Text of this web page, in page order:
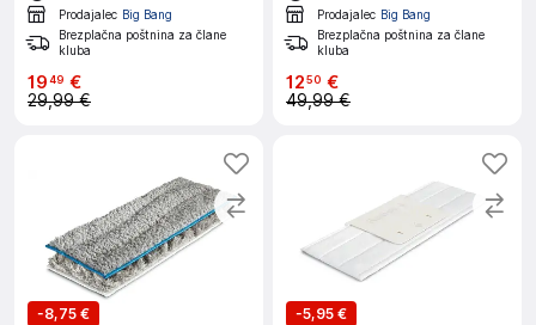
Prodajalec Big Bang
Brezplačna poštnina za člane
kluba
1949 €
29,99 €
Prodajalec Big Bang
Brezplačna poštnina za člane
kluba
1250 €
49,99 €
-8,75 €
-5,95 €